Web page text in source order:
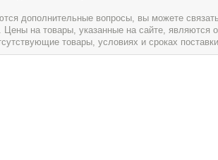
дополнительные вопросы, вы можете
Цены на товары, указанные на сайте, являются
товары, условиях и сроках